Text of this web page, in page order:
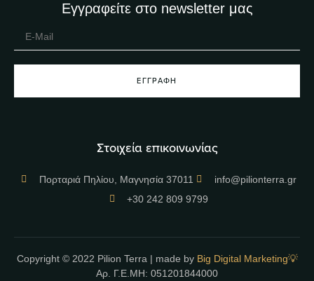
Εγγραφείτε στο newsletter μας
ΕΓΓΡΑΦΉ
Στοιχεία επικοινωνίας
Πορταριά Πηλίου, Μαγνησία 37011
info@pilionterra.gr
+30 242 809 9799
Copyright © 2022 Pilion Terra | made by Big Digital Marketing💡
Αρ. Γ.Ε.ΜΗ: 051201844000